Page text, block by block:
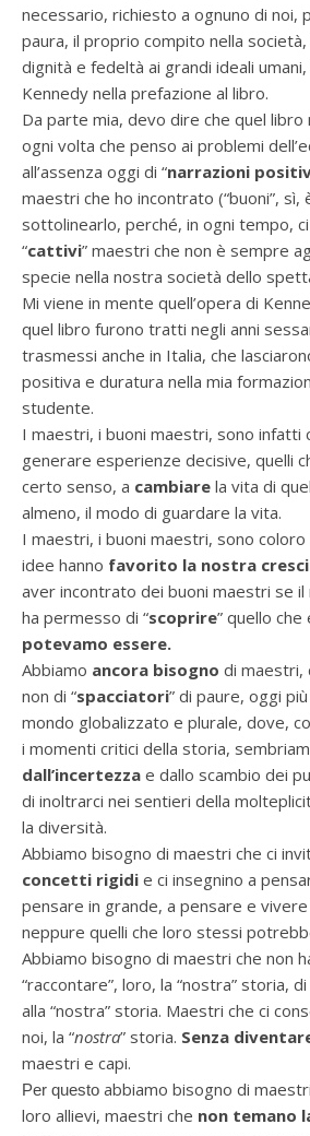
necessario, richiesto a ognuno di noi,
paura, il proprio compito nella
dignità e fedeltà ai grandi ideali
Kennedy nella prefazione al libro.
Da parte mia, devo dire che quel
ogni volta che penso ai problemi
all’assenza oggi di “narrazioni
maestri che ho incontrato (“buoni”, sì,
sottolinearlo, perché, in ogni tempo,
“cattivi” maestri che non è sempre
specie nella nostra società dello
Mi viene in mente quell’opera di
quel libro furono tratti negli anni
trasmessi anche in Italia, che
positiva e duratura nella mia
studente.
I maestri, i buoni maestri, sono infatti
generare esperienze decisive, quelli
certo senso, a cambiare la vita di
almeno, il modo di guardare la vita.
I maestri, i buoni maestri, sono coloro
idee hanno favorito la nostra
aver incontrato dei buoni maestri se
ha permesso di “scoprire” quello
potevamo essere.
Abbiamo ancora bisogno di maestri,
non di “spacciatori” di paure, oggi
mondo globalizzato e plurale, dove,
i momenti critici della storia,
dall’incertezza e dallo scambio dei
di inoltrarci nei sentieri della
la diversità.
Abbiamo bisogno di maestri che ci
concetti rigidi e ci insegnino a
pensare in grande, a pensare e vivere
neppure quelli che loro stessi
Abbiamo bisogno di maestri che non
“raccontare”, loro, la “nostra” storia,
alla “nostra” storia. Maestri che ci
noi, la “nostra” storia. Senza
maestri e capi.
Per questo abbiamo bisogno di
loro allievi, maestri che non temano